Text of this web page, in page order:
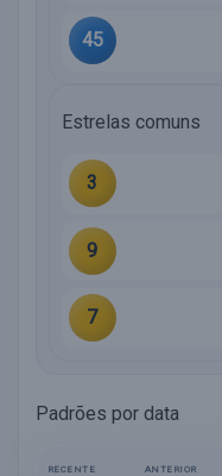
45
Estrelas comuns
3
9
7
Padrões por data
RECENTE ANTERIOR